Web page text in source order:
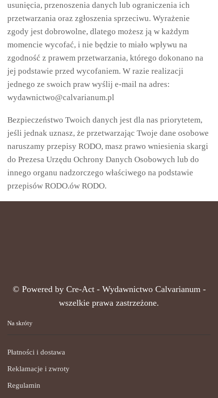
usunięcia, przenoszenia danych lub ograniczenia ich
przetwarzania oraz zgłoszenia sprzeciwu. Wyrażenie
zgody jest dobrowolne, dlatego możesz ją w każdym
momencie wycofać, i nie będzie to miało wpływu na
zgodność z prawem przetwarzania, którego dokonano na
jej podstawie przed wycofaniem. W razie realizacji
jednego ze swoich praw wyślij e-mail na adres:
wydawnictwo@calvarianum.pl
Bezpieczeństwo Twoich danych jest dla nas priorytetem,
jeśli jednak uznasz, że przetwarzając Twoje dane osobowe
naruszamy przepisy RODO, masz prawo wniesienia skargi
do Prezesa Urzędu Ochrony Danych Osobowych lub do
innego organu nadzorczego właściwego na podstawie
przepisów RODO.ów RODO.
© Powered by Cre-Act - Wydawnictwo Calvarianum -
wszelkie prawa zastrzeżone.
Na skróty
Płatności i dostawa
Reklamacje i zwroty
Regulamin